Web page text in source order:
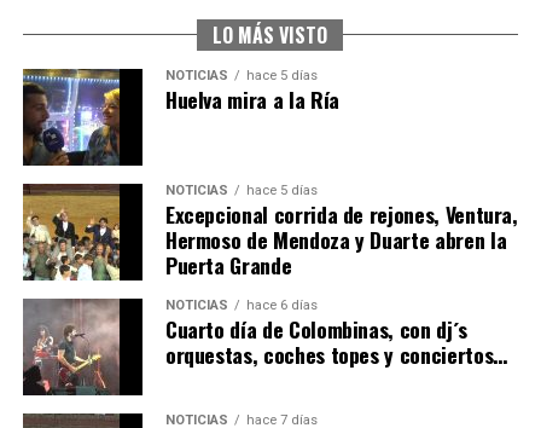
6º DÍA DE LAS FIESTAS COLOMBINAS 2026
hace 4 días Huelvatv
LO MÁS VISTO
NOTICIAS hace 5 días
Huelva mira a la Ría
NOTICIAS hace 5 días
Excepcional corrida de rejones, Ventura,
Hermoso de Mendoza y Duarte abren la
Puerta Grande
NOTICIAS hace 6 días
Cuarto día de Colombinas, con dj´s
orquestas, coches topes y conciertos…
NOTICIAS hace 7 días